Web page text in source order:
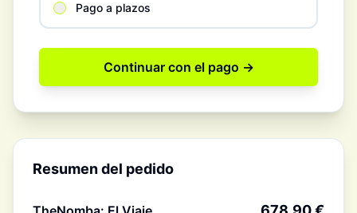
Pago a plazos
Continuar con el pago →
Resumen del pedido